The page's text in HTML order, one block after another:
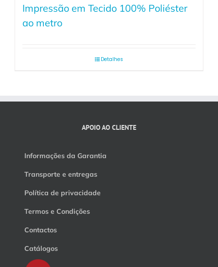
Impressão em Tecido 100% Poliéster
ao metro
Detalhes
APOIO AO CLIENTE
Informações da Garantia
Transporte e entregas
Política de privacidade
Termos e Condições
Contactos
Catálogos